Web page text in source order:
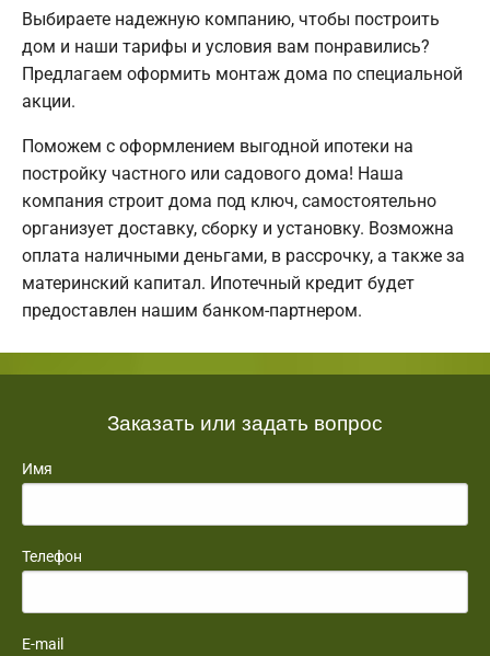
Выбираете надежную компанию, чтобы построить
дом и наши тарифы и условия вам понравились?
Предлагаем оформить монтаж дома по специальной
акции.
Поможем с оформлением выгодной ипотеки на
постройку частного или садового дома! Наша
компания строит дома под ключ, самостоятельно
организует доставку, сборку и установку. Возможна
оплата наличными деньгами, в рассрочку, а также за
материнский капитал. Ипотечный кредит будет
предоставлен нашим банком-партнером.
Заказать или задать вопрос
Имя
Телефон
E-mail